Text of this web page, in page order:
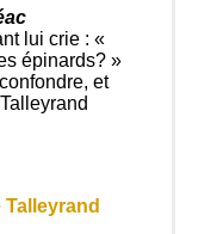
lui crie : «
épinards? »
et
Talleyrand